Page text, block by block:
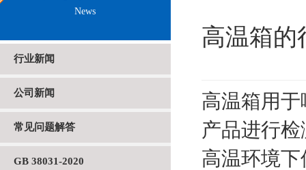
News
行业新闻
公司新闻
常见问题解答
GB 38031-2020
高温箱的
高温箱用
产品进行
高温环境